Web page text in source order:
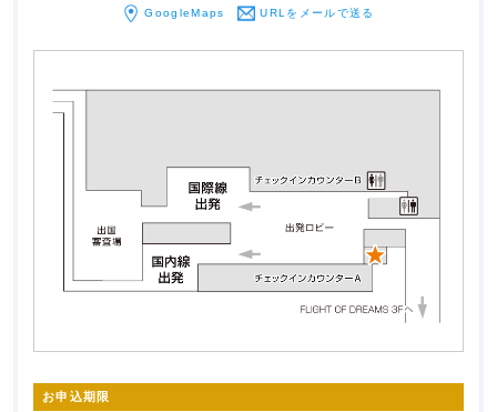
GoogleMaps URLをメールで送る
お申込期限